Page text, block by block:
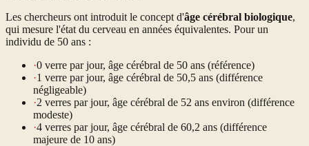
Les chercheurs ont introduit le concept d'âge cérébral biologique,
qui mesure l'état du cerveau en années équivalentes. Pour un
individu de 50 ans :
·0 verre par jour, âge cérébral de 50 ans (référence)
·1 verre par jour, âge cérébral de 50,5 ans (différence
négligeable)
·2 verres par jour, âge cérébral de 52 ans environ (différence
modeste)
·4 verres par jour, âge cérébral de 60,2 ans (différence
majeure de 10 ans)